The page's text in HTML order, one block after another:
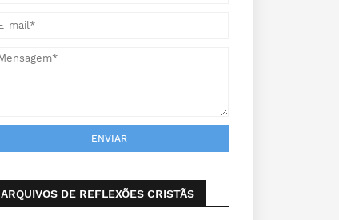
ARQUIVOS DE REFLEXÕES CRISTÃS